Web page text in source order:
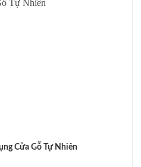
Cửa Gỗ Tự Nhiên